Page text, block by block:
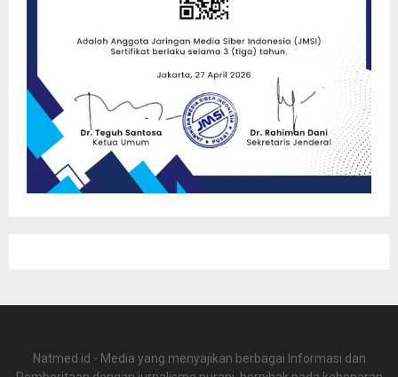
Natmed.id - Media yang menyajikan berbagai Informasi dan